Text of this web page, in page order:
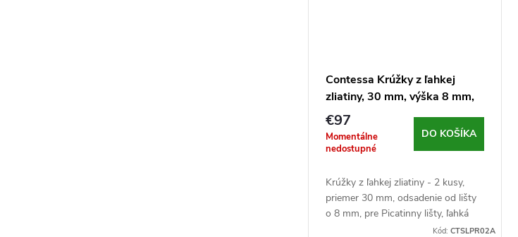
Contessa Krúžky z ľahkej
zliatiny, 30 mm, výška 8 mm,
Picatinny, čierne
€97
Momentálne
nedostupné
DO KOŠÍKA
Krúžky z ľahkej zliatiny - 2 kusy,
priemer 30 mm, odsadenie od lišty
o 8 mm, pre Picatinny lišty, ľahká
pevnostná zliatina, 48 g/kus, čierne
Kód:CTSLPR02A